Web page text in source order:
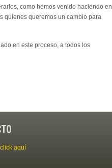
como hemos venido haciendo en
quienes queremos un cambio para
en este proceso, a todos los
aquí